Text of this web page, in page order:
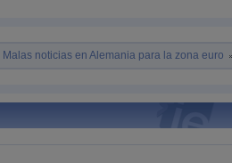
Malas noticias en Alemania para la zona euro